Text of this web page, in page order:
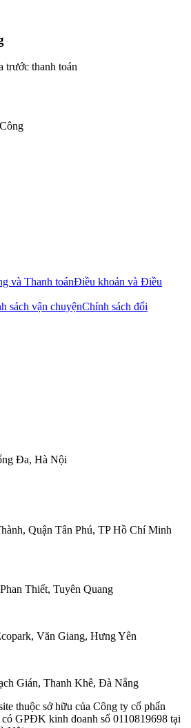
trước thanh toán
và Thanh toánĐiều khoản và Điều
sách vận chuyệnChính sách đổi
Đa, Hà Nội
Quận Tân Phú, TP Hồ Chí Minh
Thiết, Tuyên Quang
Văn Giang, Hưng Yên
Gián, Thanh Khê, Đà Nẵng
thuộc sở hữu của Công ty cổ phẩn
GPĐK kinh doanh số 0110819698 tại